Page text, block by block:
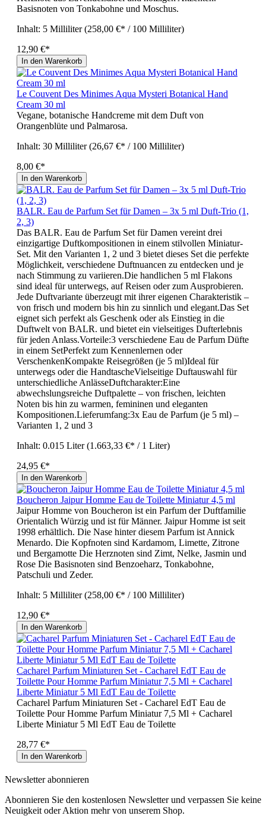
Basisnoten von Tonkabohne und Moschus.
Inhalt: 5 Milliliter(258,00 €* / 100 Milliliter)
12,90 €*
In den Warenkorb
Le Couvent Des Minimes Aqua Mysteri Botanical Hand
Cream 30 ml
Vegane, botanische Handcreme mit dem Duft von
Orangenblüte und Palmarosa.
Inhalt: 30 Milliliter(26,67 €* / 100 Milliliter)
8,00 €*
In den Warenkorb
BALR. Eau de Parfum Set für Damen – 3x 5 ml Duft-Trio (1,
2, 3)
Das BALR. Eau de Parfum Set für Damen vereint drei
einzigartige Duftkompositionen in einem stilvollen Miniatur-
Set. Mit den Varianten 1, 2 und 3 bietet dieses Set die perfekte
Möglichkeit, verschiedene Duftnuancen zu entdecken und je
nach Stimmung zu variieren.Die handlichen 5 ml Flakons
sind ideal für unterwegs, auf Reisen oder zum Ausprobieren.
Jede Duftvariante überzeugt mit ihrer eigenen Charakteristik –
von frisch und modern bis hin zu sinnlich und elegant.Das Set
eignet sich perfekt als Geschenk oder als Einstieg in die
Duftwelt von BALR. und bietet ein vielseitiges Dufterlebnis
für jeden Anlass.Vorteile:3 verschiedene Eau de Parfum Düfte
in einem SetPerfekt zum Kennenlernen oder
VerschenkenKompakte Reisegrößen (je 5 ml)Ideal für
unterwegs oder die HandtascheVielseitige Duftauswahl für
unterschiedliche AnlässeDuftcharakter:Eine
abwechslungsreiche Duftpalette – von frischen, leichten
Noten bis hin zu warmen, femininen und eleganten
Kompositionen.Lieferumfang:3x Eau de Parfum (je 5 ml) –
Varianten 1, 2 und 3
Inhalt: 0.015 Liter(1.663,33 €* / 1 Liter)
24,95 €*
In den Warenkorb
Boucheron Jaipur Homme Eau de Toilette Miniatur 4,5 ml
Jaipur Homme von Boucheron ist ein Parfum der Duftfamilie
Orientalich Würzig und ist für Männer. Jaipur Homme ist seit
1998 erhältlich. Die Nase hinter diesem Parfum ist Annick
Menardo. Die Kopfnoten sind Kardamom, Limette, Zitrone
und Bergamotte Die Herznoten sind Zimt, Nelke, Jasmin und
Rose Die Basisnoten sind Benzoeharz, Tonkabohne,
Patschuli und Zeder.
Inhalt: 5 Milliliter(258,00 €* / 100 Milliliter)
12,90 €*
In den Warenkorb
Cacharel Parfum Miniaturen Set - Cacharel EdT Eau de
Toilette Pour Homme Parfum Miniatur 7,5 Ml + Cacharel
Liberte Miniatur 5 Ml EdT Eau de Toilette
Cacharel Parfum Miniaturen Set - Cacharel EdT Eau de
Toilette Pour Homme Parfum Miniatur 7,5 Ml + Cacharel
Liberte Miniatur 5 Ml EdT Eau de Toilette
28,77 €*
In den Warenkorb
Newsletter abonnieren
Abonnieren Sie den kostenlosen Newsletter und verpassen Sie keine
Neuigkeit oder Aktion mehr von unserem Shop.